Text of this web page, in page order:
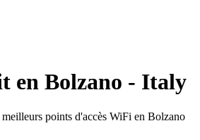
en Bolzano - Italy
points d'accès WiFi en Bolzano